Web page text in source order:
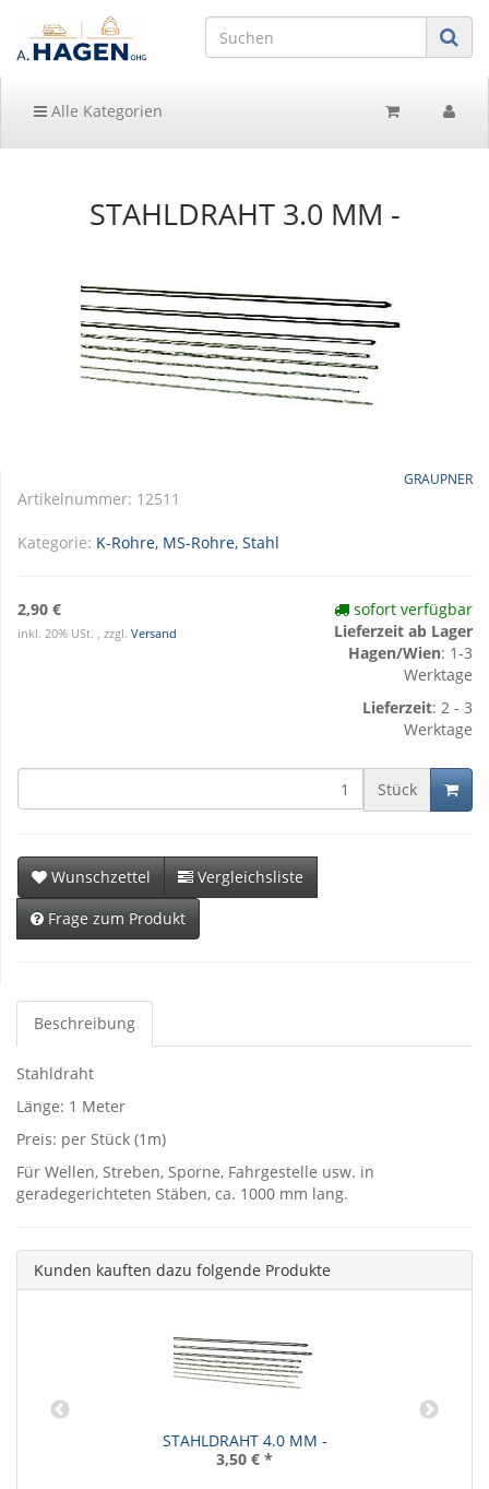
Alle Kategorien
STAHLDRAHT 3.0 MM -
GRAUPNER
Artikelnummer: 12511
Kategorie: K-Rohre, MS-Rohre, Stahl
2,90 €
inkl. 20% USt. , zzgl. Versand
sofort verfügbar
Lieferzeit ab Lager
Hagen/Wien: 1-3
Werktage
Lieferzeit: 2 - 3
Werktage
Stück
Wunschzettel
Vergleichsliste
Frage zum Produkt
Beschreibung
Stahldraht
Länge: 1 Meter
Preis: per Stück (1m)
Für Wellen, Streben, Sporne, Fahrgestelle usw. in
geradegerichteten Stäben, ca. 1000 mm lang.
Kunden kauften dazu folgende Produkte
STAHLDRAHT 4.0 MM -
3,50 € *